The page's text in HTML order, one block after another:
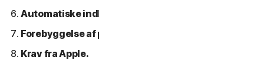
Automatiske indholdsopdateringer.
Forebyggelse af piratkopiering af software.
Krav fra Apple.